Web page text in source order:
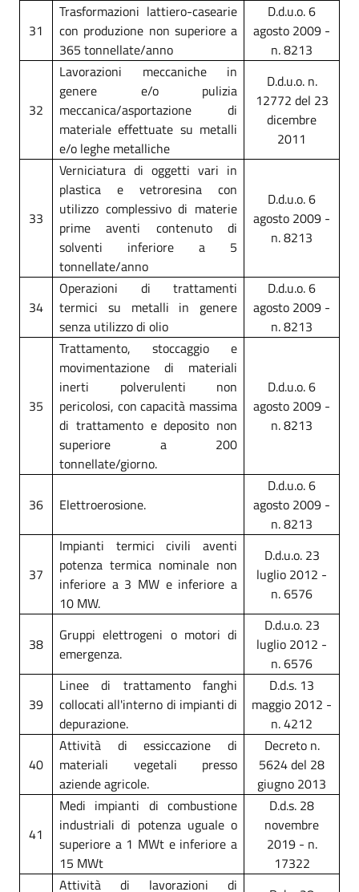
31
Trasformazioni lattiero-casearie
con produzione non superiore a
365 tonnellate/anno
D.d.u.o. 6
agosto 2009 -
n. 8213
32
Lavorazioni meccaniche in
genere e/o pulizia
meccanica/asportazione di
materiale effettuate su metalli
e/o leghe metalliche
D.d.u.o. n.
12772 del 23
dicembre
2011
33
Verniciatura di oggetti vari in
plastica e vetroresina con
utilizzo complessivo di materie
prime aventi contenuto di
solventi inferiore a 5
tonnellate/anno
D.d.u.o. 6
agosto 2009 -
n. 8213
34
Operazioni di trattamenti
termici su metalli in genere
senza utilizzo di olio
D.d.u.o. 6
agosto 2009 -
n. 8213
35
Trattamento, stoccaggio e
movimentazione di materiali
inerti polverulenti non
pericolosi, con capacità massima
di trattamento e deposito non
superiore a 200
tonnellate/giorno.
D.d.u.o. 6
agosto 2009 -
n. 8213
36 Elettroerosione.
D.d.u.o. 6
agosto 2009 -
n. 8213
37
Impianti termici civili aventi
potenza termica nominale non
inferiore a 3 MW e inferiore a
10 MW.
D.d.u.o. 23
luglio 2012 -
n. 6576
38
Gruppi elettrogeni o motori di
emergenza.
D.d.u.o. 23
luglio 2012 -
n. 6576
39
Linee di trattamento fanghi
collocati all'interno di impianti di
depurazione.
D.d.s. 13
maggio 2012 -
n. 4212
40
Attività di essiccazione di
materiali vegetali presso
aziende agricole.
Decreto n.
5624 del 28
giugno 2013
41
Medi impianti di combustione
industriali di potenza uguale o
superiore a 1 MWt e inferiore a
15 MWt
D.d.s. 28
novembre
2019 - n.
17322
Attività di lavorazioni di